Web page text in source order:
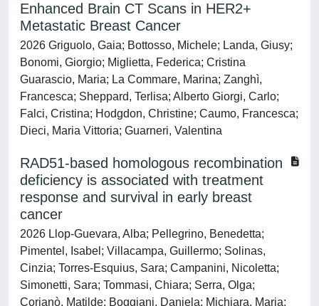
Enhanced Brain CT Scans in HER2+
Metastatic Breast Cancer
2026 Griguolo, Gaia; Bottosso, Michele; Landa, Giusy;
Bonomi, Giorgio; Miglietta, Federica; Cristina
Guarascio, Maria; La Commare, Marina; Zanghì,
Francesca; Sheppard, Terlisa; Alberto Giorgi, Carlo;
Falci, Cristina; Hodgdon, Christine; Caumo, Francesca;
Dieci, Maria Vittoria; Guarneri, Valentina
RAD51-based homologous recombination
deficiency is associated with treatment
response and survival in early breast
cancer
2026 Llop-Guevara, Alba; Pellegrino, Benedetta;
Pimentel, Isabel; Villacampa, Guillermo; Solinas,
Cinzia; Torres-Esquius, Sara; Campanini, Nicoletta;
Simonetti, Sara; Tommasi, Chiara; Serra, Olga;
Corianò, Matilde; Boggiani, Daniela; Michiara, Maria;